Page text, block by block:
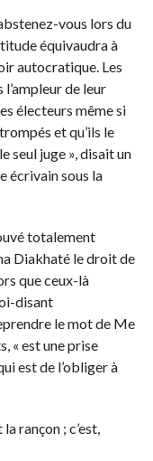
vous lors du
équivaudra à
autocratique. Les
de leur
électeurs même si
et qu’ils le
seul juge », disait un
écrivain sous la
totalement
Diakhaté le droit de
que ceux-là
disant
le mot de Me
« est une prise
est de l’obliger à
rançon ; c’est,